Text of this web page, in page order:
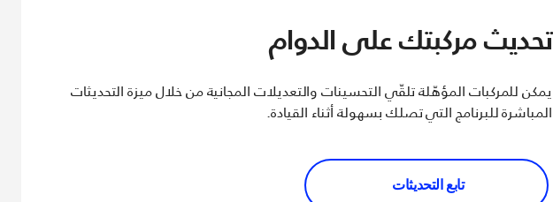
تحديث مركبتك على الدوام
يمكن للمركبات المؤهّلة تلقّي التحسينات والتعديلات المجانية من خلال ميزة التحديثات
المباشرة للبرنامج التي تصلك بسهولة أثناء القيادة.
تابع التحديثات